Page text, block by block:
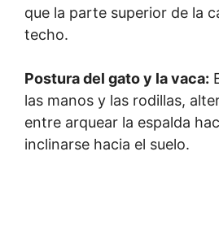
que la parte superior de la
techo.
Postura del gato y la vaca:
las manos y las rodillas,
entre arquear la espalda
inclinarse hacia el suelo.